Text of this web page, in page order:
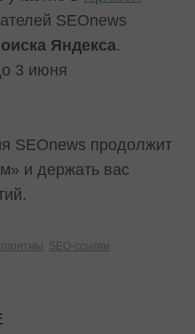
SEOnews
Яндекса.
3 июня
SEOnews продолжит
и держать вас
SEO-ссылки